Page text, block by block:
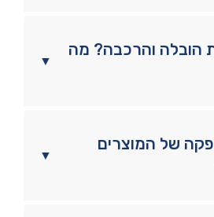
▼
הובלה והרכבה? מה
▼
של המוצרים